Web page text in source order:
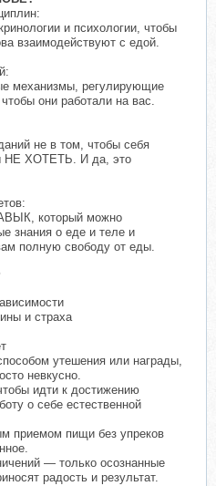
и психологии, чтобы
взаимодействуют с едой.
механизмы, регулирующие
они работали на вас.
не в том, чтобы себя
НЕ ХОТЕТЬ. И да, это
который можно
знания о еде и теле и
полную свободу от еды.
и страха
утешения или награды,
невкусно.
идти к достижению
о себе естественной
приемом пищи без упреков
— только осознанные
радость и результат.